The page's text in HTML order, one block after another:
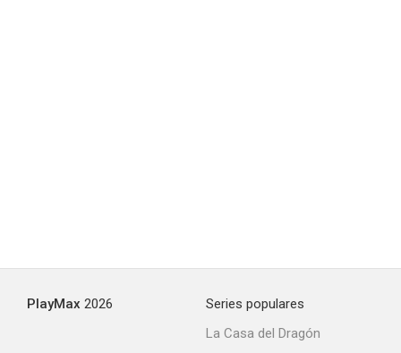
PlayMax 2026
Series populares
La Casa del Dragón